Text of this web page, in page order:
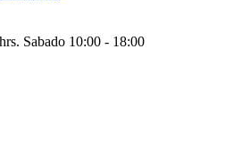
Sabado 10:00 - 18:00